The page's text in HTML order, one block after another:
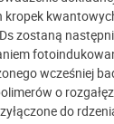
kropek
zostaną
wcześniej
o
do